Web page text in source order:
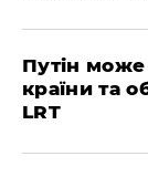
​Путін може
країни та
LRT